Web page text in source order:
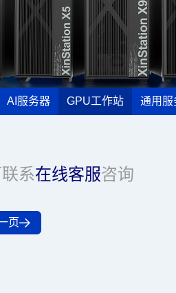
AI服务器 GPU工作站 通用服
系在线客服咨询
页